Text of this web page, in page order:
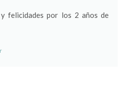
y felicidades por los 2 años de